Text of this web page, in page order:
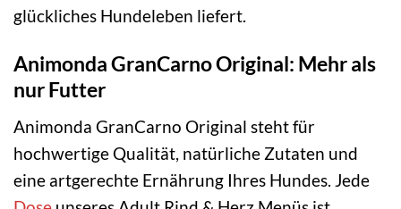
glückliches Hundeleben liefert.
Animonda GranCarno Original: Mehr als
nur Futter
Animonda GranCarno Original steht für
hochwertige Qualität, natürliche Zutaten und
eine artgerechte Ernährung Ihres Hundes. Jede